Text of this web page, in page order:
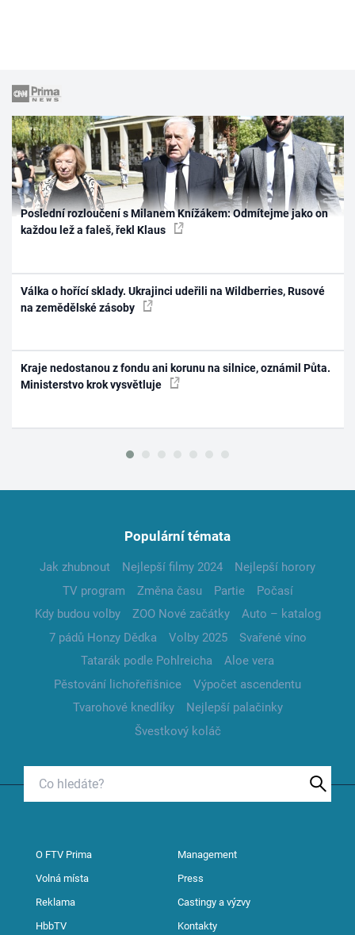
Poslední rozloučení s Milanem Knížákem: Odmítejme jako on
každou lež a faleš, řekl Klaus
Válka o hořící sklady. Ukrajinci udeřili na Wildberries, Rusové
na zemědělské zásoby
Kraje nedostanou z fondu ani korunu na silnice, oznámil Půta.
Ministerstvo krok vysvětluje
Populární témata
Jak zhubnout Nejlepší filmy 2024
Nejlepší horory
TV program
Změna času Partie
Počasí
Kdy budou volby
ZOO Nové začátky
Auto – katalog
7 pádů Honzy Dědka
Volby 2025
Svařené víno
Tatarák podle Pohlreicha
Aloe vera
Pěstování lichořeřišnice
Výpočet ascendentu
Tvarohové knedlíky
Nejlepší palačinky
Švestkový koláč
O FTV Prima Management
Volná místa Press
Reklama Castingy a výzvy
HbbTV Kontakty